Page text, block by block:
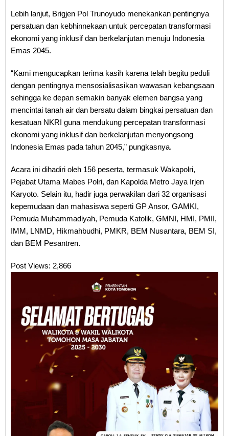
Lebih lanjut, Brigjen Pol Trunoyudo menekankan pentingnya
persatuan dan kebhinnekaan untuk percepatan transformasi
ekonomi yang inklusif dan berkelanjutan menuju Indonesia
Emas 2045.
“Kami mengucapkan terima kasih karena telah begitu peduli
dengan pentingnya mensosialisasikan wawasan kebangsaan
sehingga ke depan semakin banyak elemen bangsa yang
mencintai tanah air dan bersatu dalam bingkai persatuan dan
kesatuan NKRI guna mendukung percepatan transformasi
ekonomi yang inklusif dan berkelanjutan menyongsong
Indonesia Emas pada tahun 2045,” pungkasnya.
Acara ini dihadiri oleh 156 peserta, termasuk Wakapolri,
Pejabat Utama Mabes Polri, dan Kapolda Metro Jaya Irjen
Karyoto. Selain itu, hadir juga perwakilan dari 32 organisasi
kepemudaan dan mahasiswa seperti GP Ansor, GAMKI,
Pemuda Muhammadiyah, Pemuda Katolik, GMNI, HMI, PMII,
IMM, LNMD, Hikmahbudhi, PMKR, BEM Nusantara, BEM SI,
dan BEM Pesantren.
Post Views: 2,866